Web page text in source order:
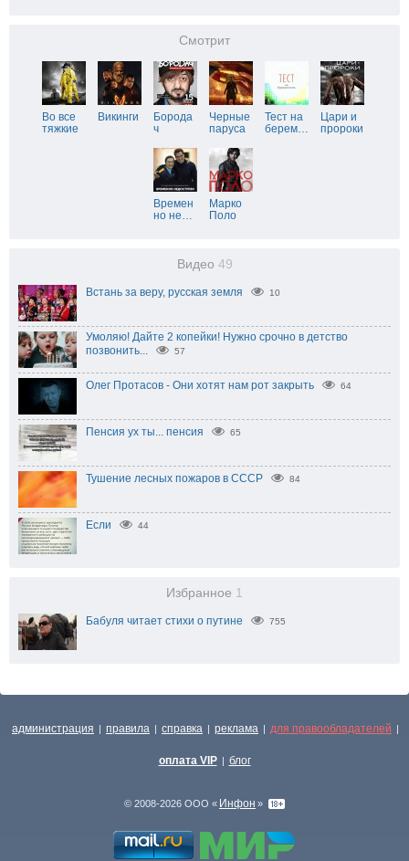
Смотрит
Во все
тяжкие
Викинги
Борода
ч
Черные
паруса
Тест на
берем…
Цари и
пророки
Времен
но не…
Марко
Поло
Видео 49
Встань за веру, русская земля 10
Умоляю! Дайте 2 копейки! Нужно срочно в детство
позвонить...
57
Олег Протасов - Они хотят нам рот закрыть 64
Пенсия ух ты... пенсия 65
Тушение лесных пожаров в СССР 84
Если 44
Избранное 1
Бабуля читает стихи о путине 755
администрация | правила | справка | реклама | для правообладателей |
оплата VIP | блог
© 2008-2026 ООО « Инфон »